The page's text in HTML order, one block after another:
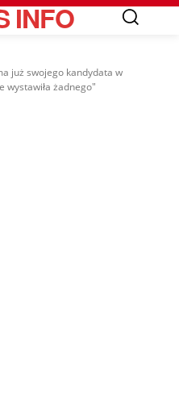
INFO
już swojego kandydata w
wystawiła żadnego"